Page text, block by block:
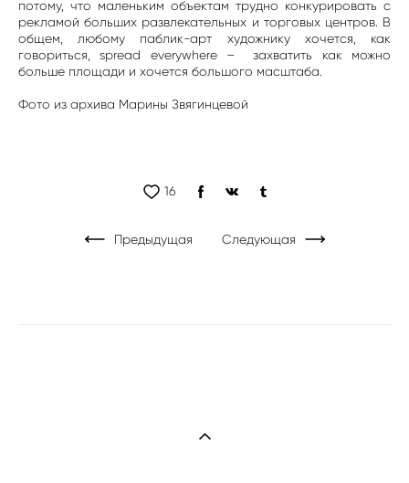
потому, что маленьким объектам трудно конкурировать с
рекламой больших развлекательных и торговых центров. В
общем, любому паблик-арт художнику хочется, как
говориться, spread everywhere – захватить как можно
больше площади и хочется большого масштаба.
Фото из архива Марины Звягинцевой
16
Предыдущая Следующая